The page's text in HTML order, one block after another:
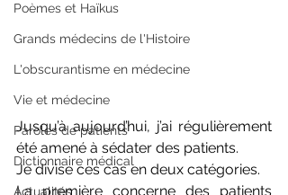
Poèmes et Haïkus
Grands médecins de l'Histoire
L'obscurantisme en médecine
Vie et médecine
Paroles de patients
Dictionnaire médical
Actualités
Jusqu’à aujourd’hui, j’ai régulièrement
été amené à sédater des patients.
Je divise ces cas en deux catégories.
La première concerne des patients